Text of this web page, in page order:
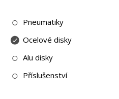
Pneumatiky
Ocelové disky
Alu disky
Příslušenství